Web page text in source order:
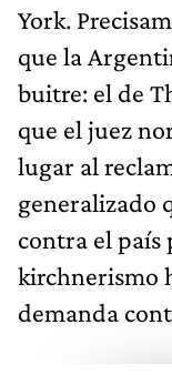
York.
que la
buitre: el de
que el juez
lugar al
generalizado
contra el país
kirchnerismo
demanda